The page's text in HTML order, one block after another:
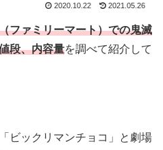
2020.10.22 2021.05.26
ファミリーマート）での鬼滅
段、内容量を調べて紹介して
ビックリマンチョコ」と劇場